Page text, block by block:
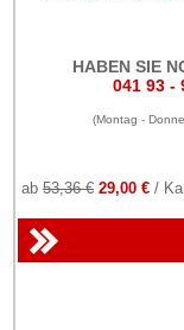
HABEN SIE
041 93 -
(Montag -
ab 53,36 € 29,00 € /